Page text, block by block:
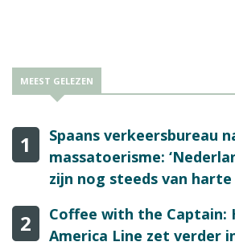
MEEST GELEZEN
1
Spaans verkeersbureau
massatoerisme:
zijn nog steeds van harte
2
Coffee with the Captain:
America Line zet verder